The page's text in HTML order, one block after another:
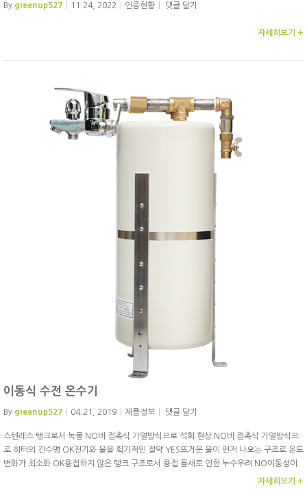
By greenup527 11.24, 2022 인증현황 댓글 달기
자세히보기 +
이동식 수전 온수기
By greenup527 04.21, 2019 제품정보 댓글 달기
스텐레스 탱크로서 녹물 NO비 접촉식 가열방식으로 석회 현상 NO비 접촉식 가열방식으
로 히터의 긴수명 OK전기와 물을 획기적인 절약 YES뜨거운 물이 먼저 나오는 구조로 온도
변화가 최소화 OK용접하지 않은 탱크 구조로서 용접 틈새로 인한 누수우려 NO이동성이
자세히보기 +